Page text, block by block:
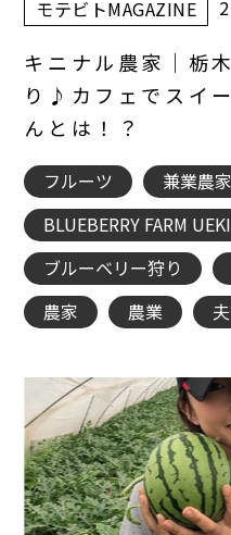
モテビトMAGAZINE
キニナル農家｜栃
り♪カフェでスイ
んとは！？
フルーツ
兼業農家
BLUEBERRY FARM UEKI
ブルーベリー狩り
農家
農業